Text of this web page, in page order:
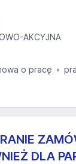
AKCYJNA
o pracę
DLA